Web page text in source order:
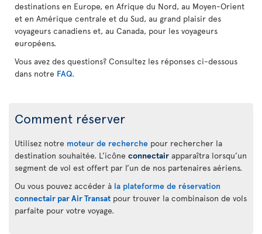
destinations en Europe, en Afrique du Nord, au Moyen-Orient
et en Amérique centrale et du Sud, au grand plaisir des
voyageurs canadiens et, au Canada, pour les voyageurs
européens.
Vous avez des questions? Consultez les réponses ci-dessous
dans notre FAQ.
Comment réserver
Utilisez notre moteur de recherche pour rechercher la
destination souhaitée. L’icône connectair apparaîtra lorsqu’un
segment de vol est offert par l’un de nos partenaires aériens.
Ou vous pouvez accéder à la plateforme de réservation
connectair par Air Transat pour trouver la combinaison de vols
parfaite pour votre voyage.